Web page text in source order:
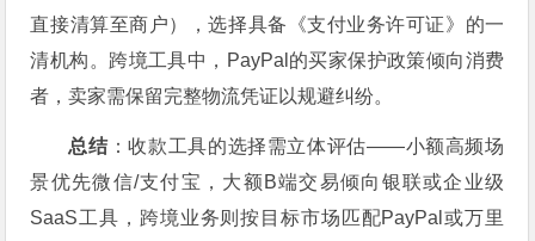
直接清算至商户），选择具备《支付业务许可证》的一
清机构。跨境工具中，PayPal的买家保护政策倾向消费
者，卖家需保留完整物流凭证以规避纠纷。
总结：收款工具的选择需立体评估——小额高频场
景优先微信/支付宝，大额B端交易倾向银联或企业级
SaaS工具，跨境业务则按目标市场匹配PayPal或万里